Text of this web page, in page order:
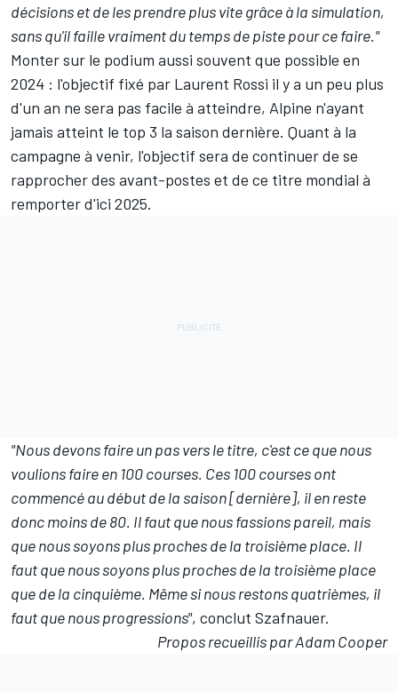
décisions et de les prendre plus vite grâce à la simulation,
sans qu'il faille vraiment du temps de piste pour ce faire."
Monter sur le podium aussi souvent que possible en
2024 : l'objectif fixé par Laurent Rossi il y a un peu plus
d'un an ne sera pas facile à atteindre, Alpine n'ayant
jamais atteint le top 3 la saison dernière. Quant à la
campagne à venir, l'objectif sera de continuer de se
rapprocher des avant-postes et de ce titre mondial à
remporter d'ici 2025.
"Nous devons faire un pas vers le titre, c'est ce que nous
voulions faire en 100 courses. Ces 100 courses ont
commencé au début de la saison [dernière], il en reste
donc moins de 80. Il faut que nous fassions pareil, mais
que nous soyons plus proches de la troisième place. Il
faut que nous soyons plus proches de la troisième place
que de la cinquième. Même si nous restons quatrièmes, il
faut que nous progressions", conclut Szafnauer.
Propos recueillis par Adam Cooper